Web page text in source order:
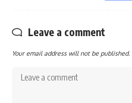
Leave a comment
Your email address will not be published.